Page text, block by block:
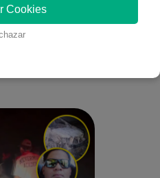
te puede
Cookies